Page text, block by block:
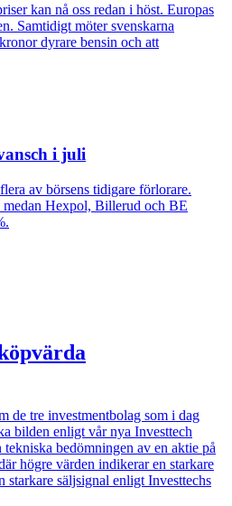
kan nå oss redan i höst. Europas
Samtidigt möter svenskarna
dyrare bensin och att
i juli
av börsens tidigare förlorare.
Hexpol, Billerud och BE
de tre investmentbolag som i dag
bilden enligt vår nya Investtech
tekniska bedömningen av en aktie på
högre värden indikerar en starkare
starkare säljsignal enligt Investtechs